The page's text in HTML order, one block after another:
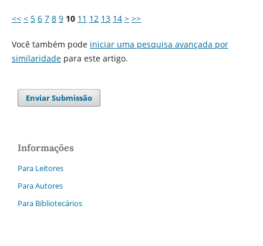
<< < 5 6 7 8 9 10 11 12 13 14 > >>
Você também pode iniciar uma pesquisa avançada por
similaridadepara este artigo.
Enviar Submissão
Informações
Para Leitores
Para Autores
Para Bibliotecários